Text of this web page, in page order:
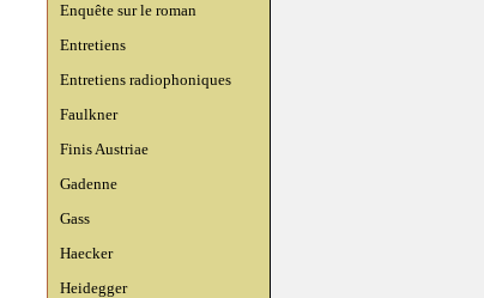
Enquête sur le roman
Entretiens
Entretiens radiophoniques
Faulkner
Finis Austriae
Gadenne
Gass
Haecker
Heidegger